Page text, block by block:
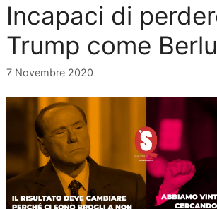
Incapaci di
Trump come
7 Novembre 2020